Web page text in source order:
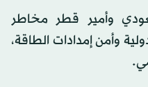
وأمير قطر مخاطر
وأمن إمدادات الطاقة،